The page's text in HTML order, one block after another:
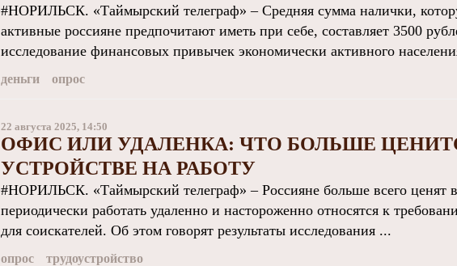
#НОРИЛЬСК. «Таймырский телеграф» – Средняя сумма налички,
активные россияне предпочитают иметь при себе, составляет 3500
исследование финансовых привычек экономически активного
деньги опрос
22 августа 2025, 14:50
ОФИС ИЛИ УДАЛЕНКА: ЧТО БОЛЬШЕ
УСТРОЙСТВЕ НА РАБОТУ
#НОРИЛЬСК. «Таймырский телеграф» – Россияне больше всего ценят
периодически работать удаленно и настороженно относятся к
для соискателей. Об этом говорят результаты исследования ...
опрос трудоустройство